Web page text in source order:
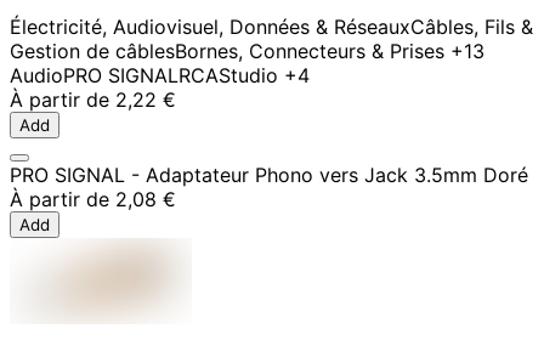
Électricité, Audiovisuel, Données & RéseauxCâbles, Fils &
Gestion de câblesBornes, Connecteurs & Prises +13
AudioPRO SIGNALRCAStudio +4
À partir de 2,22 €
Add
PRO SIGNAL - Adaptateur Phono vers Jack 3.5mm Doré
À partir de 2,08 €
Add